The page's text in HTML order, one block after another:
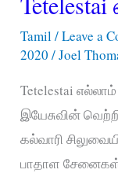
Tamil /Leave a
2020/Joel
Tetelestai எல்லாம்
இயேசுவின்
கல்வாரி
பாதாள சேனைகள்